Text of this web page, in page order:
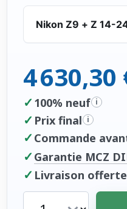
Nikon Z9 + Z 14-
4 630,30
✓ 100% neuf i
✓ Prix final i
✓ Commande
✓ Garantie MCZ
✓ Livraison